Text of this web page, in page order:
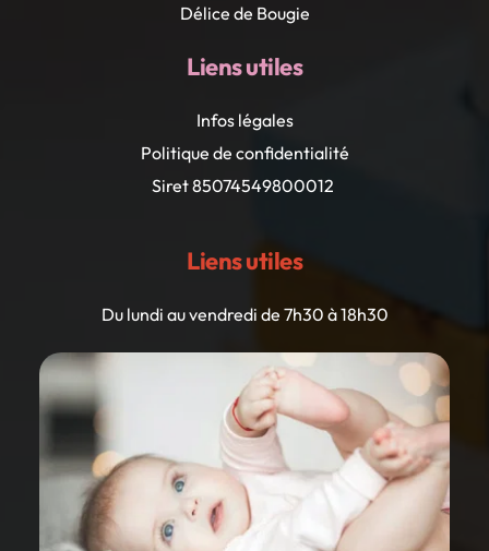
Délice de Bougie
Liens utiles
Infos légales
Politique de confidentialité
Siret 85074549800012
Liens utiles
Du lundi au vendredi de 7h30 à 18h30